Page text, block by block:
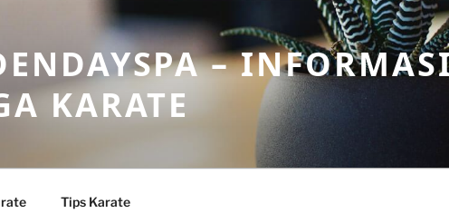
–
KARATE
Tips Karate